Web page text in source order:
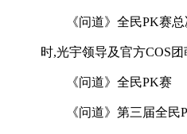
《问道》全民PK赛
时,光宇领导及官方COS
《问道》全民PK赛
《问道》第三届全